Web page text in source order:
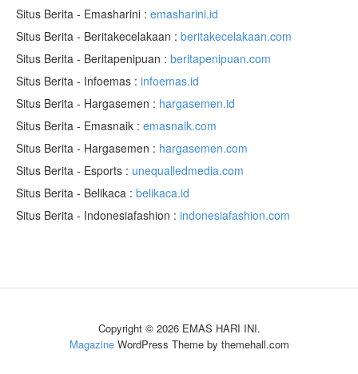
Situs Berita - Emasharini : emasharini.id
Situs Berita - Beritakecelakaan : beritakecelakaan.com
Situs Berita - Beritapenipuan : beritapenipuan.com
Situs Berita - Infoemas : infoemas.id
Situs Berita - Hargasemen : hargasemen.id
Situs Berita - Emasnaik : emasnaik.com
Situs Berita - Hargasemen : hargasemen.com
Situs Berita - Esports : unequalledmedia.com
Situs Berita - Belikaca : belikaca.id
Situs Berita - Indonesiafashion : indonesiafashion.com
Copyright © 2026 EMAS HARI INI.
MagazineWordPress Theme by themehall.com